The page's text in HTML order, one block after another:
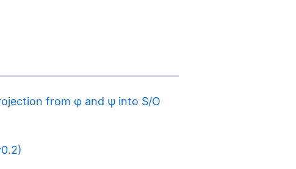
from φ and ψ into S/O